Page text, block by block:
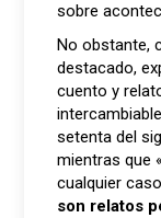
sobre
No obstante,
destacado,
cuento y
setenta del
mientras que
cualquier
son relatos